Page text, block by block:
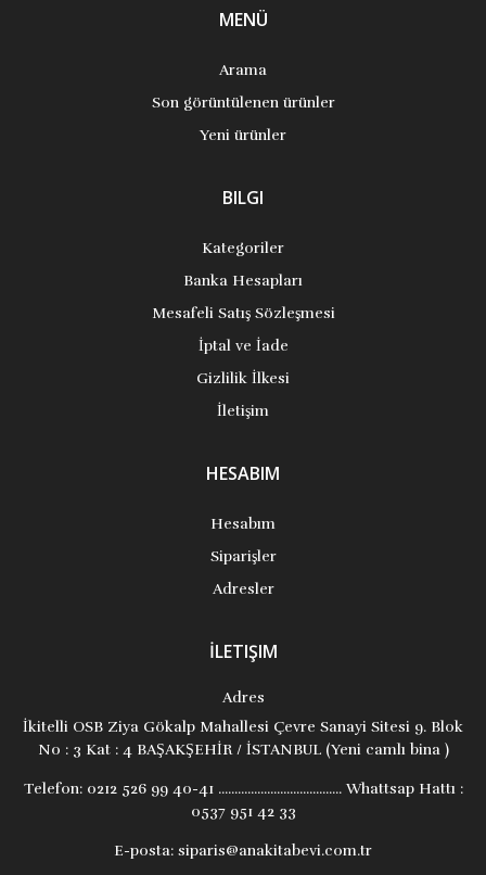
MENÜ
Arama
Son görüntülenen ürünler
Yeni ürünler
BILGI
Kategoriler
Banka Hesapları
Mesafeli Satış Sözleşmesi
İptal ve İade
Gizlilik İlkesi
İletişim
HESABIM
Hesabım
Siparişler
Adresler
İLETIŞIM
Adres
İkitelli OSB Ziya Gökalp Mahallesi Çevre Sanayi Sitesi 9. Blok
No : 3 Kat : 4 BAŞAKŞEHİR / İSTANBUL (Yeni camlı bina )
Telefon:0212 526 99 40-41 ...................................... Whattsap Hattı :
0537 951 42 33
E-posta: siparis@anakitabevi.com.tr